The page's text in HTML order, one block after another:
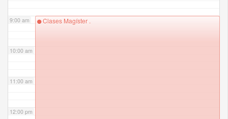
9:00 am
10:00 am
11:00 am
12:00 pm
Clases Magíster .